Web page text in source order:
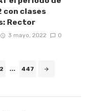
con clases
Rector
3 mayo, 2022 0
... 447